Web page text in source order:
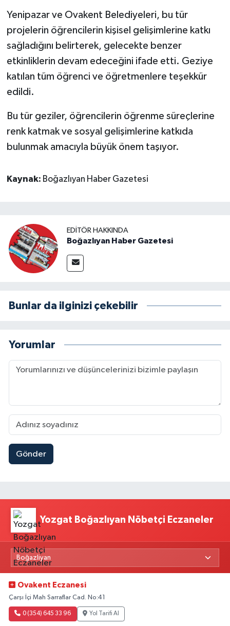
Yenipazar ve Ovakent Belediyeleri, bu tür
projelerin öğrencilerin kişisel gelişimlerine katkı
sağladığını belirterek, gelecekte benzer
etkinliklerin devam edeceğini ifade etti. Geziye
katılan tüm öğrenci ve öğretmenlere teşekkür
edildi.
Bu tür geziler, öğrencilerin öğrenme süreçlerine
renk katmak ve sosyal gelişimlerine katkıda
bulunmak amacıyla büyük önem taşıyor.
Kaynak: Boğazlıyan Haber Gazetesi
EDITÖR HAKKINDA
Boğazlıyan Haber Gazetesi
Bunlar da ilginizi çekebilir
Yorumlar
Gönder
Yozgat Boğazlıyan Nöbetçi Eczaneler
Ovakent Eczanesi
Çarşı İçi Mah Sarraflar Cad. No:41
0 (354) 645 33 96 Yol Tarifi Al